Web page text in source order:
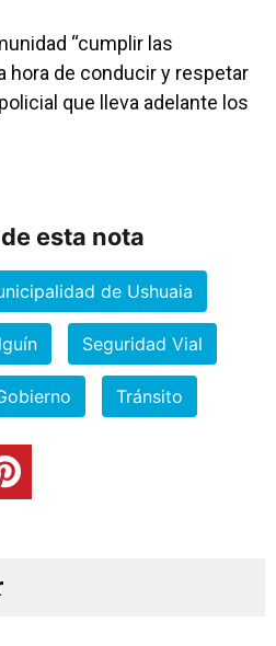
“cumplir las
hora de conducir y respetar
que lleva adelante los
esta nota
de Ushuaia
Seguridad Vial
Tránsito